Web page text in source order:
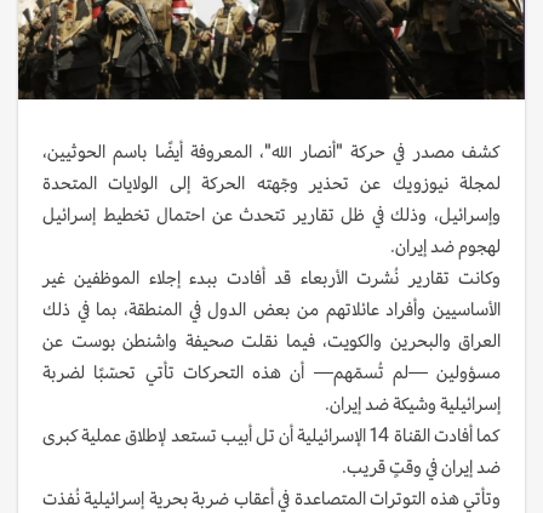
كشف مصدر في حركة "أنصار الله"، المعروفة أيضًا باسم الحوثيين،
لمجلة نيوزويك عن تحذير وجّهته الحركة إلى الولايات المتحدة
وإسرائيل، وذلك في ظل تقارير تتحدث عن احتمال تخطيط إسرائيل
لهجوم ضد إيران.
وكانت تقارير نُشرت الأربعاء قد أفادت ببدء إجلاء الموظفين غير
الأساسيين وأفراد عائلاتهم من بعض الدول في المنطقة، بما في ذلك
العراق والبحرين والكويت، فيما نقلت صحيفة واشنطن بوست عن
مسؤولين —لم تُسمّهم— أن هذه التحركات تأتي تحسّبًا لضربة
إسرائيلية وشيكة ضد إيران.
كما أفادت القناة 14 الإسرائيلية أن تل أبيب تستعد لإطلاق عملية كبرى
ضد إيران في وقتٍ قريب.
وتأتي هذه التوترات المتصاعدة في أعقاب ضربة بحرية إسرائيلية نُفذت